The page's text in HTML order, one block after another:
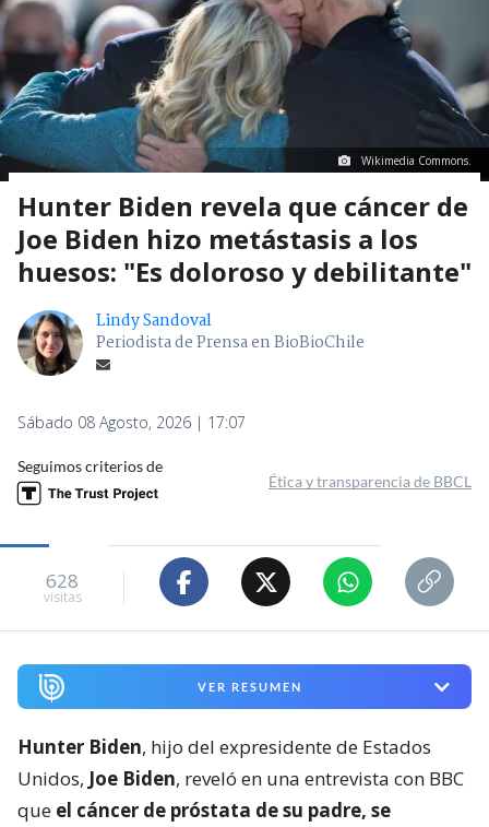
Wikimedia Commons.
Hunter Biden revela que cáncer de
Joe Biden hizo metástasis a los
huesos: "Es doloroso y debilitante"
Lindy Sandoval
Periodista de Prensa en BioBioChile
Sábado 08 Agosto, 2026 | 17:07
Seguimos criterios de
Ética y transparencia de BBCL
628
visitas
VER RESUMEN
Hunter Biden, hijo del expresidente de Estados
Unidos, Joe Biden, reveló en una entrevista con BBC
que el cáncer de próstata de su padre, se